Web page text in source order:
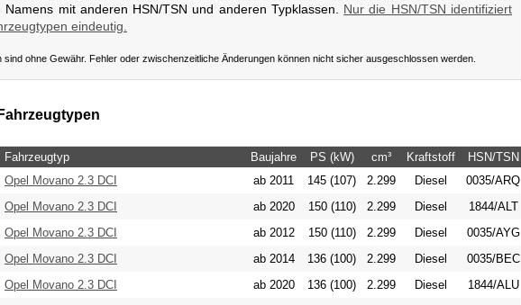
Namens mit anderen HSN/TSN und anderen Typklassen. Nur die HSN/TSN identifiziert
eindeutig.
sind ohne Gewähr. Fehler oder zwischenzeitliche Änderungen können nicht sicher ausgeschlossen werden.
Fahrzeugtyp Baujahre PS (kW) cm³ Kraftstoff
HSN/TSN
Opel Movano 2.3 DCI ab 2011 145 (107) 2.299 Diesel
0035/ARQ
Opel Movano 2.3 DCI ab 2020 150 (110) 2.299 Diesel
1844/ALT
Opel Movano 2.3 DCI ab 2012 150 (110) 2.299 Diesel
0035/AYG
Opel Movano 2.3 DCI ab 2014 136 (100) 2.299 Diesel
0035/BEC
Opel Movano 2.3 DCI ab 2020 136 (100) 2.299 Diesel
1844/ALU